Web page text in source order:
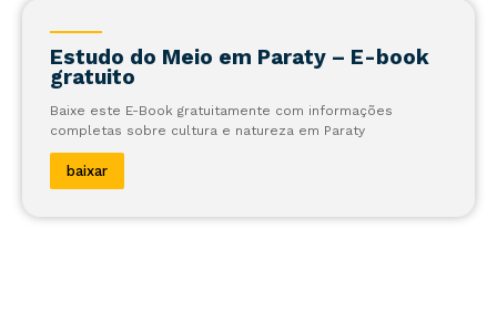
Estudo do Meio em Paraty – E-book
gratuito
Baixe este E-Book gratuitamente com informações
completas sobre cultura e natureza em Paraty
baixar